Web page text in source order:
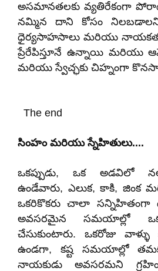
అసమానతలకు వ్యతిరేకంగా
నమ్మిన దాని కోసం నిలబడాలని
ధైర్యసాహసాలు మరియు
ప్రేరేపిస్తూనే ఉన్నాయి మరియు
మరియు స్వేచ్ఛకు
The end
సింహం మరియు స్నేహితులు....
ఒకప్పుడు, ఒక అడవిలో
ఉండేవారు, ఎలుక, కాకి, జింక
ఒకరికొకరు చాలా సన్నిహితంగా
అవసరమైన సమయాల్లో
చేసుకుంటారు. ఒకరోజు వాళ్ళు
ఉండగా, కష్ట సమయాల్లో
నాయకుడు అవసరమని